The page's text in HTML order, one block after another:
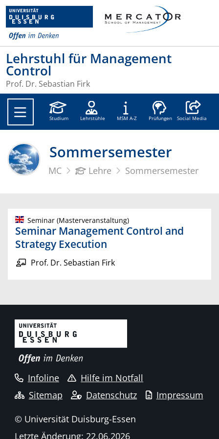
Lehrstuhl für Management
Control
Prof. Dr. Sebastian Firk
Studium Lehrstühle MSM A-Z Prüfungen
Social
Social Media
Sommersemester
MC Lehre Sommersemester
Seminar (Masterveranstaltung)
Seminar Management Control and
Strategy Execution
Prof. Dr. Sebastian Firk
Infoline
Hilfe im Notfall
Sitemap
Datenschutz Impressum
© Universität Duisburg-Essen
Letzte Änderung: 22.06.2026